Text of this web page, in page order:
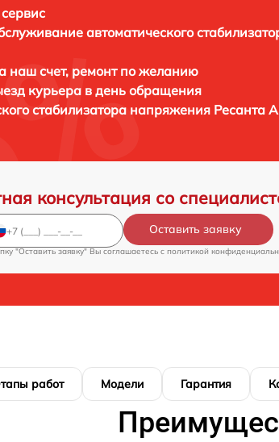
автоматического
наш счет, ремонт по желанию
курьера в день обращения
стабилизатора напряжения Ресанта
консультация со
Оставить заявку
"Оставить заявку" Вы соглашаетесь c политикой
работ Модели Гарантия